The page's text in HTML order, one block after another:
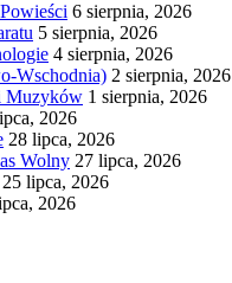
6 sierpnia, 2026
5 sierpnia, 2026
4 sierpnia, 2026
Wschodnia) 2 sierpnia, 2026
Muzyków 1 sierpnia, 2026
2026
28 lipca, 2026
Wolny 27 lipca, 2026
25 lipca, 2026
2026